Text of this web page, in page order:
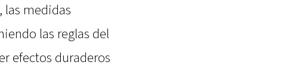
las medidas
las reglas del
efectos duraderos